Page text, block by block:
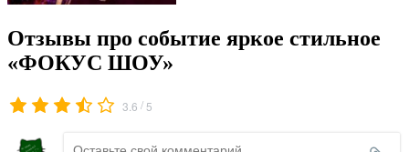
Отзывы про событие яркое стильное
«ФОКУС ШОУ»
3.6 / 5